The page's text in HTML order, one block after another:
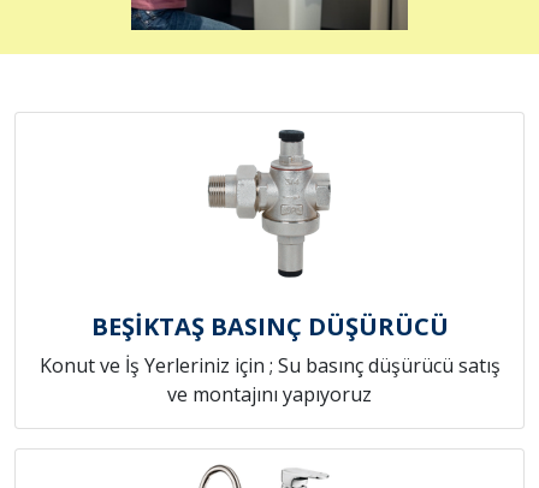
BEŞİKTAŞ BASINÇ DÜŞÜRÜCÜ
Konut ve İş Yerleriniz için ; Su basınç düşürücü satış
ve montajını yapıyoruz